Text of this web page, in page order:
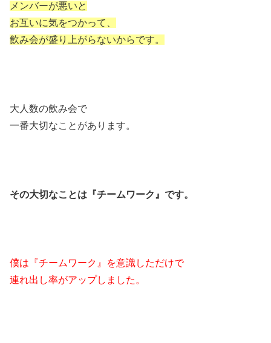
メンバーが悪いと
お互いに気をつかって、
飲み会が盛り上がらないからです。
大人数の飲み会で
一番大切なことがあります。
その大切なことは『チームワーク』です。
僕は『チームワーク』を意識しただけで
連れ出し率がアップしました。